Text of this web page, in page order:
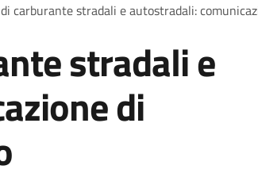
carburante stradali e autostradali:
stradali e
di